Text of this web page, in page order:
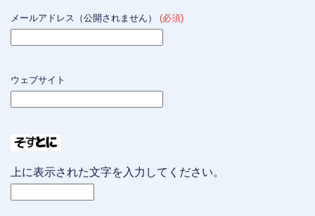
メールアドレス（公開されません） (必須)
ウェブサイト
上に表示された文字を入力してください。